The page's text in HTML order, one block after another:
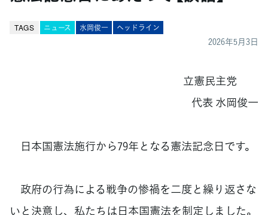
TAGS ニュース 水岡俊一 ヘッドライン
2026年5月3日
立憲民主党
代表 水岡俊一
日本国憲法施行から79年となる憲法記念日です。
政府の行為による戦争の惨禍を二度と繰り返さな
いと決意し、私たちは日本国憲法を制定しました。